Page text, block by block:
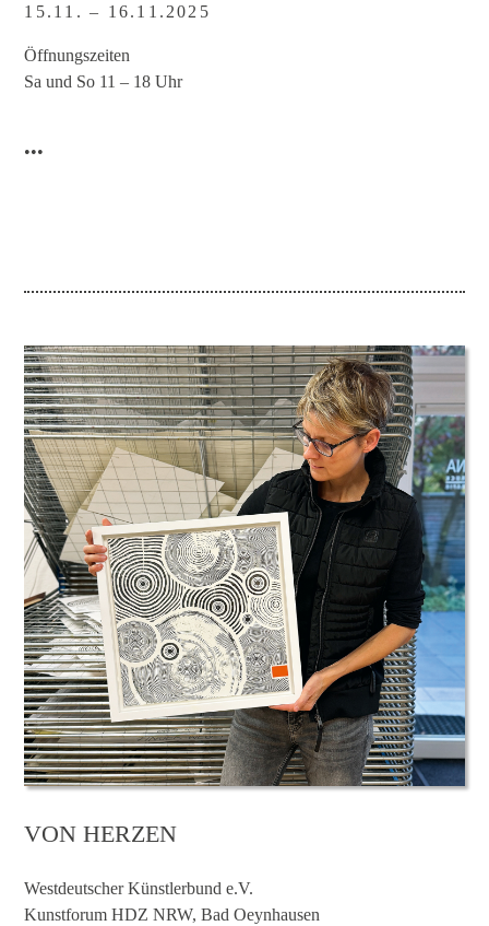
15.11. – 16.11.2025
Öffnungszeiten
Sa und So 11 – 18 Uhr
•••
VON HERZEN
Westdeutscher Künstlerbund e.V.
Kunstforum HDZ NRW, Bad Oeynhausen